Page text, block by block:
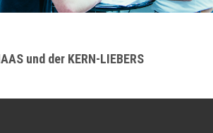
und der KERN-LIEBERS